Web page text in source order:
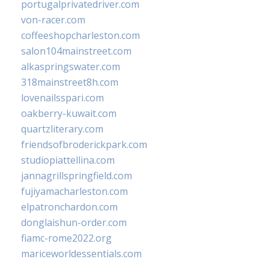
portugalprivatedriver.com
von-racer.com
coffeeshopcharleston.com
salon104mainstreet.com
alkaspringswater.com
318mainstreet8h.com
lovenailsspari.com
oakberry-kuwait.com
quartzliterary.com
friendsofbroderickpark.com
studiopiattellina.com
jannagrillspringfield.com
fujiyamacharleston.com
elpatronchardon.com
donglaishun-order.com
fiamc-rome2022.org
mariceworldessentials.com